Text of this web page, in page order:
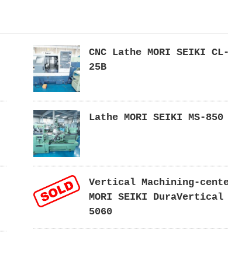
CNC Lathe MORI SEIKI
25B
Lathe MORI SEIKI MS-850
Vertical Machining-
MORI SEIKI DuraVertical
5060